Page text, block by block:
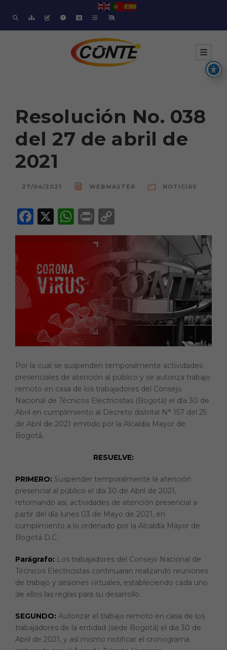
Resolución No. 038
del 27 de abril de
2021
27/04/2021 WEBMASTER NOTICIAS
F
a
e
b
o
k
X
W
h
A
p
p
P
ri
n
o
p
y
Li
n
k
Por la cual se suspenden temporalmente actividades
presenciales de atención al público y se autoriza trabajo
remoto en casa de los trabajadores del Consejo
Nacional de Técnicos Electricistas (Bogotá) el día 30 de
Abril en cumplimiento al Decreto distrital N° 157 del 25
de Abril de 2021 emitido por la Alcaldía Mayor de
Bogotá.
RESUELVE:
PRIMERO: Suspender temporalmente la atención
presencial al público el día 30 de Abril de 2021,
retomando así, actividades de atención presencial a
partir del día lunes 03 de Mayo de 2021, en
cumplimiento a lo ordenado por la Alcaldía Mayor de
Bogotá D.C.
Parágrafo: Los trabajadores del Consejo Nacional de
Técnicos Electricistas continuaran realizando reuniones
de trabajo y sesiones virtuales, estableciendo cada uno
de ellos las reglas para su desarrollo.
SEGUNDO: Autorizar el trabajo remoto en casa de los
trabajadores de la entidad (sede Bogotá) el día 30 de
Abril de 2021, y así mismo notificar el cronograma